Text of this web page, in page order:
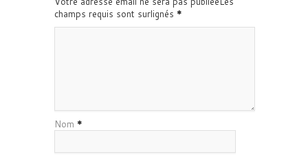
champs requis sont surlignés *
Nom *